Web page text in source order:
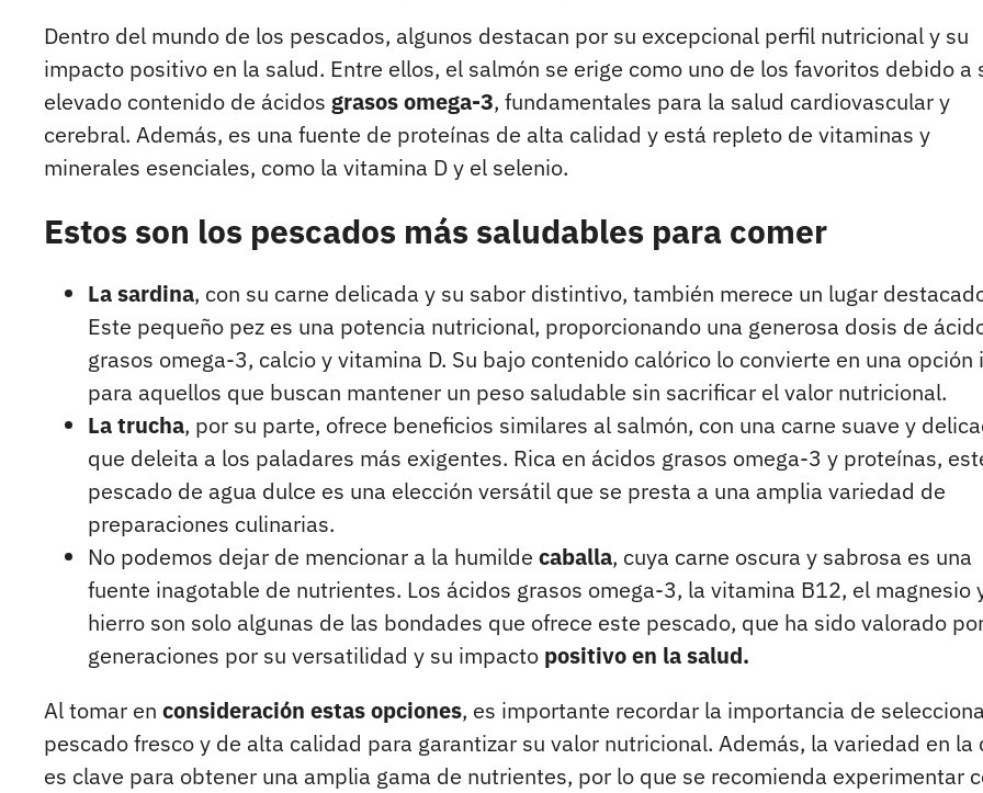
Dentro del mundo de los pescados, algunos destacan por su excepcional perfil nutricional y su
impacto positivo en la salud. Entre ellos, el salmón se erige como uno de los favoritos debido a
elevado contenido de ácidos grasos omega-3, fundamentales para la salud cardiovascular y
cerebral. Además, es una fuente de proteínas de alta calidad y está repleto de vitaminas y
minerales esenciales, como la vitamina D y el selenio.
Estos son los pescados más saludables para comer
La sardina, con su carne delicada y su sabor distintivo, también merece un lugar
Este pequeño pez es una potencia nutricional, proporcionando una generosa dosis de
grasos omega-3, calcio y vitamina D. Su bajo contenido calórico lo convierte en una opción
para aquellos que buscan mantener un peso saludable sin sacrificar el valor nutricional.
La trucha, por su parte, ofrece beneficios similares al salmón, con una carne suave y
que deleita a los paladares más exigentes. Rica en ácidos grasos omega-3 y proteínas,
pescado de agua dulce es una elección versátil que se presta a una amplia variedad de
preparaciones culinarias.
No podemos dejar de mencionar a la humilde caballa, cuya carne oscura y sabrosa es una
fuente inagotable de nutrientes. Los ácidos grasos omega-3, la vitamina B12, el magnesio
hierro son solo algunas de las bondades que ofrece este pescado, que ha sido valorado
generaciones por su versatilidad y su impacto positivo en la salud.
Al tomar en consideración estas opciones, es importante recordar la importancia de
pescado fresco y de alta calidad para garantizar su valor nutricional. Además, la variedad en la
es clave para obtener una amplia gama de nutrientes, por lo que se recomienda experimentar